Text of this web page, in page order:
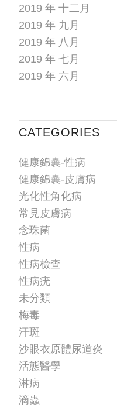
2019 年 十二月
2019 年 九月
2019 年 八月
2019 年 七月
2019 年 六月
CATEGORIES
健康錦囊-性病
健康錦囊-皮膚病
光化性角化病
常見皮膚病
念珠菌
性病
性病檢查
性病疣
未分類
梅毒
汗斑
沙眼衣原體尿道炎
活態醫學
淋病
滴蟲